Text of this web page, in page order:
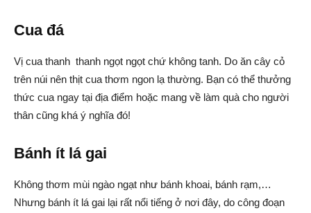
Cua đá
Vị cua thanh thanh ngọt ngọt chứ không tanh. Do ăn cây cỏ
trên núi nên thịt cua thơm ngon lạ thường. Bạn có thể thưởng
thức cua ngay tại địa điểm hoặc mang về làm quà cho người
thân cũng khá ý nghĩa đó!
Bánh ít lá gai
Không thơm mùi ngào ngạt như bánh khoai, bánh rạm,…
Nhưng bánh ít lá gai lại rất nổi tiếng ở nơi đây, do công đoạn